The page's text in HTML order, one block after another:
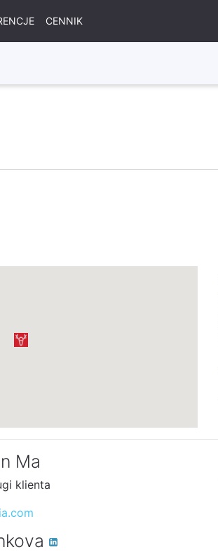
CENNIK
Ma
klienta